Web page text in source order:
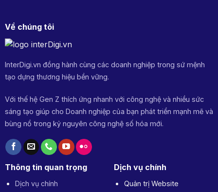
Về chúng tôi
InterDigi.vn đồng hành cùng các doanh nghiệp trong sứ mệnh
tạo dựng thương hiệu bền vững.
Với thế hệ Gen Z thích ứng nhanh với công nghệ và nhiều sức
sáng tạo giúp cho Doanh nghiệp của bạn phát triển mạnh mẽ và
bùng nổ trong kỷ nguyên công nghệ số hóa mới.
Thông tin quan trọng
Dịch vụ chính
Dịch vụ chính
Quản trị Website